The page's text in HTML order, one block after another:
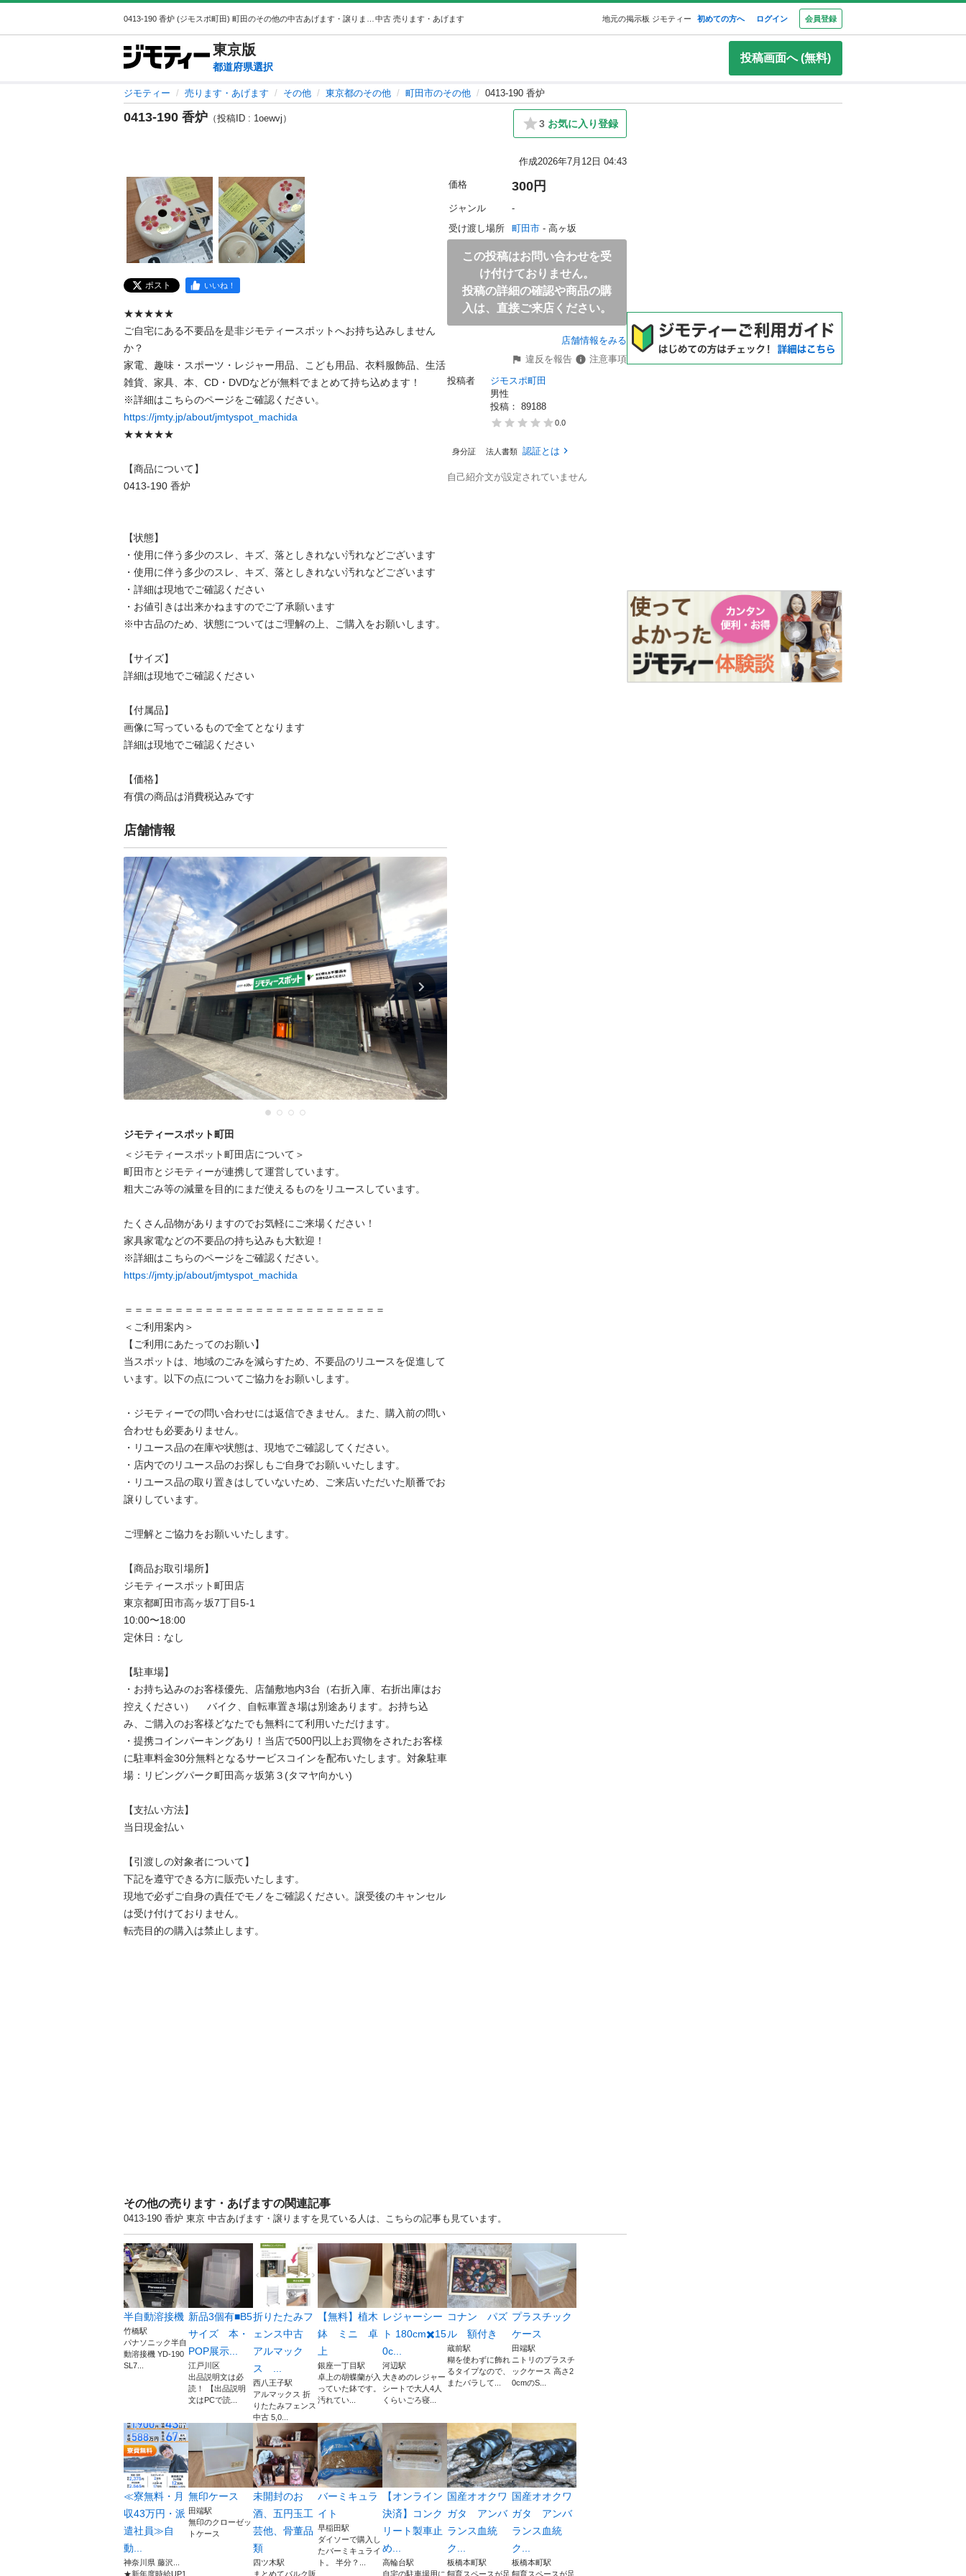
中古 売ります・あげます 地元の掲示板 ジモティー 初めての方へ ログイン 会員登録
東京版
都道府県選択
投稿画面へ (無料)
ジモティー 売ります・あげます その他 東京都のその他 町田市のその他 0413-190 香炉
0413-190 香炉 （投稿ID : 1oewvj） 3 お気に入り登録
作成2026年7月12日 04:43
ポスト いいね！
★★★★★
ご自宅にある不要品を是非ジモティースポットへお持ち込みしません
か？
家電、趣味・スポーツ・レジャー用品、こども用品、衣料服飾品、生活
雑貨、家具、本、CD・DVDなどが無料でまとめて持ち込めます！
https://jmty.jp/about/jmtyspot_machida
★★★★★
【商品について】
0413-190 香炉
【状態】
・使用に伴う多少のスレ、キズ、落としきれない汚れなどございます
・使用に伴う多少のスレ、キズ、落としきれない汚れなどございます
・詳細は現地でご確認ください
・お値引きは出来かねますのでご了承願います
※中古品のため、状態についてはご理解の上、ご購入をお願いします。
【サイズ】
詳細は現地でご確認ください
【付属品】
画像に写っているもので全てとなります
詳細は現地でご確認ください
【価格】
有償の商品は消費税込みです
店舗情報
ジモティースポット町田
＜ジモティースポット町田店について＞
町田市とジモティーが連携して運営しています。
粗⼤ごみ等の減量を⽬的にまだ使えるものをリユースしています。
たくさん品物がありますのでお気軽にご来場ください！
家具家電などの不要品の持ち込みも大歓迎！
https://jmty.jp/about/jmtyspot_machida
＝＝＝＝＝＝＝＝＝＝＝＝＝＝＝＝＝＝＝＝＝＝＝＝＝＝
＜ご利用案内＞
【ご利用にあたってのお願い】
当スポットは、地域のごみを減らすため、不要品のリユースを促進して
います。以下の点についてご協力をお願いします。
・ジモティーでの問い合わせには返信できません。また、購入前の問い
合わせも必要ありません。
・リユース品の在庫や状態は、現地でご確認してください。
・店内でのリユース品のお探しもご自身でお願いいたします。
・リユース品の取り置きはしていないため、ご来店いただいた順番でお
譲りしています。
ご理解とご協力をお願いいたします。
【商品お取引場所】
ジモティースポット町田店
東京都町田市高ヶ坂7丁目5-1
10:00〜18:00
定休日：なし
【駐⾞場】
・お持ち込みのお客様優先、店舗敷地内3台（右折入庫、右折出庫はお
控えください） 　バイク、自転車置き場は別途あります。お持ち込
み、ご購入のお客様どなたでも無料にて利用いただけます。
・提携コインパーキングあり！当店で500円以上お買物をされたお客様
に駐車料金30分無料となるサービスコインを配布いたします。対象駐車
場：リビングパーク町田高ヶ坂第３(タマヤ向かい)
【⽀払い⽅法】
当日現金払い
【引渡しの対象者について】
下記を遵守できる⽅に販売いたします。
現地で必ずご⾃⾝の責任でモノをご確認ください。譲受後のキャンセル
は受け付けておりません。
転売⽬的の購⼊は禁⽌します。
価格 300円
ジャンル
-
受け渡し場所
町田市 - 高ヶ坂
この投稿はお問い合わせを受
け付けておりません。
投稿の詳細の確認や商品の購
入は、直接ご来店ください。
店舗情報をみる
違反を報告
注意事項
投稿者
ジモスポ町田
男性
投稿： 89188
0.0
身分証 法人書類 認証とは
自己紹介文が設定されていません
その他の売ります・あげますの関連記事
0413-190 香炉 東京 中古あげます・譲りますを見ている人は、こちらの記事も見ています。
半自動溶接機
竹橋駅
パナソニック半自
動溶接機 YD-190
SL7...
新品3個有■B5
サイズ 本・
POP展示...
江戸川区
出品説明文は必
読！ 【出品説明
文はPCで読...
折りたたみフ
ェンス中古
アルマック
ス ...
西八王子駅
アルマックス 折
りたたみフェンス
中古 5,0...
【無料】植木
鉢 ミニ 卓
上
銀座一丁目駅
卓上の胡蝶蘭が入
っていた鉢です。
汚れてい...
レジャーシー
ト 180cm✖️15
0c...
河辺駅
大きめのレジャー
シートで大人4人
くらいごろ寝...
コナン パズ
ル 額付き
蔵前駅
糊を使わずに飾れ
るタイプなので、
またバラして...
プラスチック
ケース
田端駅
ニトリのプラスチ
ックケース 高さ2
0cmのS...
≪寮無料・月
収43万円・派
遣社員≫自
動...
神奈川県 藤沢...
★新年度時給UP1,
無印ケース
田端駅
無印のクローゼッ
トケース
未開封のお
酒、五円玉工
芸他、骨董品
類
四ツ木駅
まとめてバルク販
バーミキュラ
イト
早稲田駅
ダイソーで購入し
たバーミキュライ
ト。 半分？...
【オンライン
決済】コンク
リート製車止
め...
高輪台駅
自宅の駐車場用に
国産オオクワ
ガタ アンバ
ランス血統
ク...
板橋本町駅
飼育スペースが足
国産オオクワ
ガタ アンバ
ランス血統
ク...
板橋本町駅
飼育スペースが足